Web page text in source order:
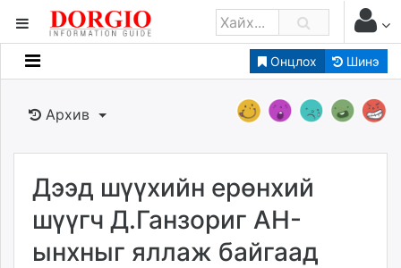
Онцлох Шинэ
Мэдээллийн
Банк санхүү
Бизнес ААН
Төрийн
Нийслэлийн
dorgio.mn
Архив
Дээд шүүхийн ерөнхий
шүүгч Д.Ганзориг АН-
ынхныг яллаж байгаад